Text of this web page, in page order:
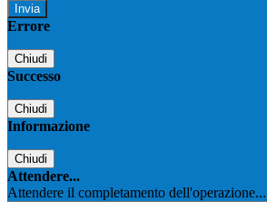
Errore
Chiudi
Successo
Chiudi
Informazione
Chiudi
Attendere...
Attendere il completamento dell'operazione...